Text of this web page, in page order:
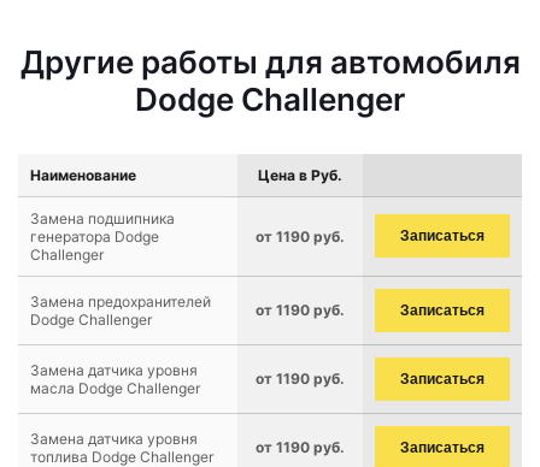
Другие работы для автомобиля
Dodge Challenger
Наименование Цена в Руб.
Замена подшипника
генератора Dodge
Challenger
от 1190 руб. Записаться
Замена предохранителей
Dodge Challenger
от 1190 руб. Записаться
Замена датчика уровня
масла Dodge Challenger
от 1190 руб. Записаться
Замена датчика уровня
топлива Dodge Challenger
от 1190 руб. Записаться